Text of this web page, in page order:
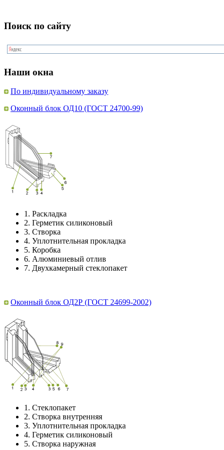
Поиск по сайту
Наши окна
По индивидуальному заказу
Оконный блок ОД10 (ГОСТ 24700-99)
1. Раскладка
2. Герметик силиконовый
3. Створка
4. Уплотнительная прокладка
5. Коробка
6. Алюминиевый отлив
7. Двухкамерный стеклопакет
Оконный блок ОД2Р (ГОСТ 24699-2002)
1. Стеклопакет
2. Створка внутренняя
3. Уплотнительная прокладка
4. Герметик силиконовый
5. Створка наружная